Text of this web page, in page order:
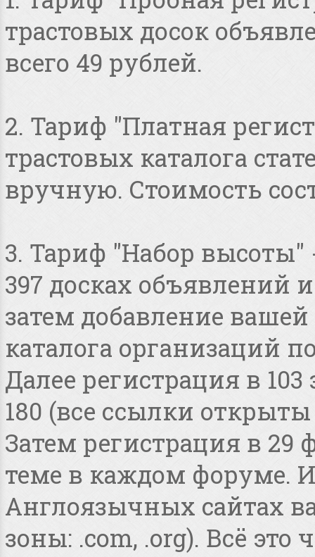
трастовых досок
всего 49 рублей.
2. Тариф "Платная
трастовых каталога
вручную. Стоимость
3. Тариф "Набор
397 досках объявлений
затем добавление
каталога организаций
Далее регистрация в
180 (все ссылки
Затем регистрация в 29
теме в каждом форуме.
Англоязычных сайтах
зоны: .com, .org). Всё это